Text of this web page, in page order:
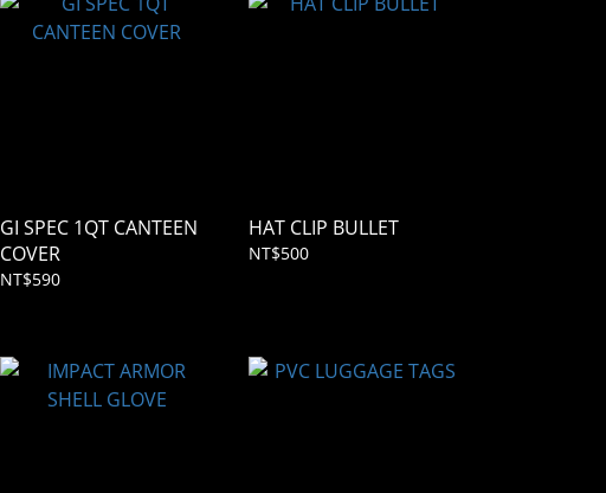
GI SPEC 1QT CANTEEN
COVER
NT$590
HAT CLIP BULLET
NT$500